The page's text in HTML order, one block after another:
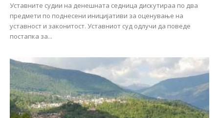
Уставните судии на денешната седница дискутираа по два
предмети по поднесени иницијативи за оценување на
уставност и законитост. Уставниот суд одлучи да поведе
постапка за...